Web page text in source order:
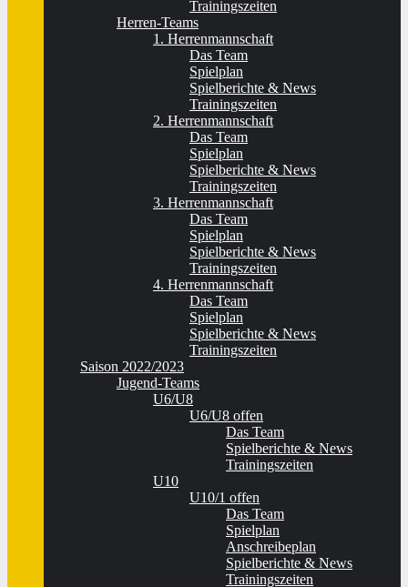
Trainingszeiten
Herren-Teams
1. Herrenmannschaft
Das Team
Spielplan
Spielberichte & News
Trainingszeiten
2. Herrenmannschaft
Das Team
Spielplan
Spielberichte & News
Trainingszeiten
3. Herrenmannschaft
Das Team
Spielplan
Spielberichte & News
Trainingszeiten
4. Herrenmannschaft
Das Team
Spielplan
Spielberichte & News
Trainingszeiten
Saison 2022/2023
Jugend-Teams
U6/U8
U6/U8 offen
Das Team
Spielberichte & News
Trainingszeiten
U10
U10/1 offen
Das Team
Spielplan
Anschreibeplan
Spielberichte & News
Trainingszeiten